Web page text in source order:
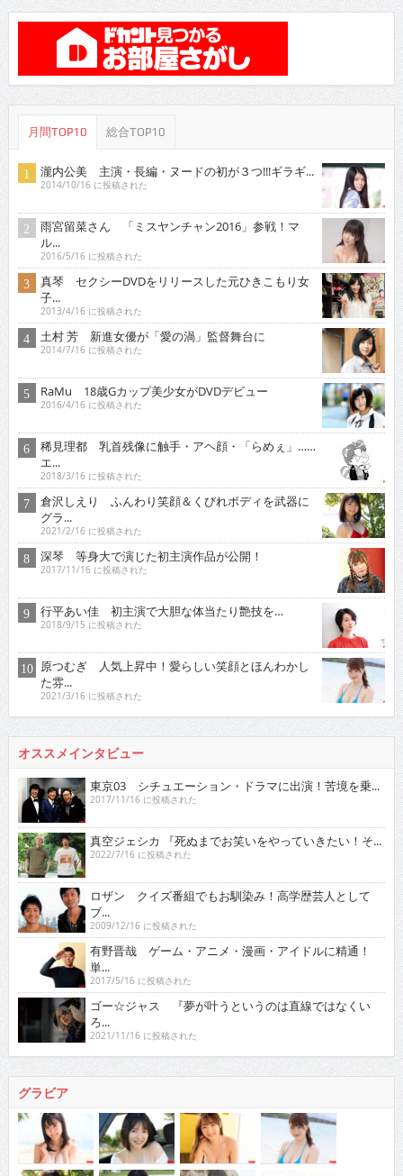
月間TOP10 総合TOP10
瀧内公美 主演・長編・ヌードの初が３つ!!!ギラギ...
2014/10/16 に投稿された
雨宮留菜さん 「ミスヤンチャン2016」参戦！マ
ル...
2016/5/16 に投稿された
真琴 セクシーDVDをリリースした元ひきこもり女
子...
2013/4/16 に投稿された
土村 芳 新進女優が「愛の渦」監督舞台に
2014/7/16 に投稿された
RaMu 18歳Gカップ美少女がDVDデビュー
2016/4/16 に投稿された
稀見理都 乳首残像に触手・アヘ顔・「らめぇ」……
エ...
2018/3/16 に投稿された
倉沢しえり ふんわり笑顔＆くびれボディを武器に
グラ...
2021/2/16 に投稿された
深琴 等身大で演じた初主演作品が公開！
2017/11/16 に投稿された
行平あい佳 初主演で大胆な体当たり艶技を…
2018/9/15 に投稿された
原つむぎ 人気上昇中！愛らしい笑顔とほんわかし
た雰...
2021/3/16 に投稿された
オススメインタビュー
東京03 シチュエーション・ドラマに出演！苦境を乗...
2017/11/16 に投稿された
真空ジェシカ 『死ぬまでお笑いをやっていきたい！そ...
2022/7/16 に投稿された
ロザン クイズ番組でもお馴染み！高学歴芸人として
ブ...
2009/12/16 に投稿された
有野晋哉 ゲーム・アニメ・漫画・アイドルに精通！
単...
2017/5/16 に投稿された
ゴー☆ジャス 『夢が叶うというのは直線ではなくい
ろ...
2021/11/16 に投稿された
グラビア